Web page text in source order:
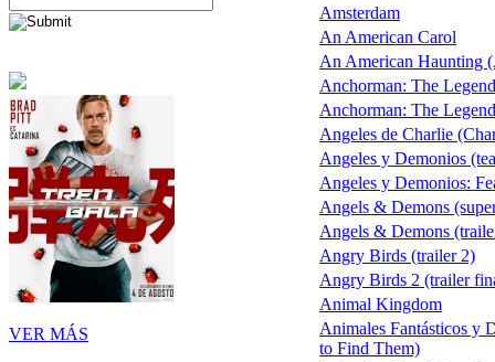
VER MÁS
Amsterdam
An American Carol
An American Haunting
Anchorman: The
Anchorman: The
Angeles de Charlie
Angeles y Demonios
Angeles y Demonios:
Angels & Demons
Angels & Demons
Angry Birds (trailer 2)
Angry Birds 2 (trailer
Animal Kingdom
Animales Fantásticos y
to Find Them)